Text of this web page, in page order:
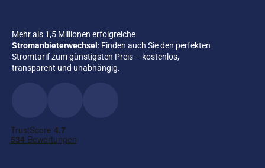
Mehr als 1,5 Millionen erfolgreiche
Stromanbieterwechsel : Finden auch Sie den perfekten
Stromtarif zum günstigsten Preis – kostenlos,
transparent und unabhängig.